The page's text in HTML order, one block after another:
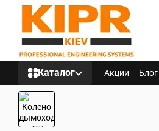
Перейти к основному контенту
Каталог Акции Блог